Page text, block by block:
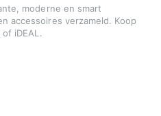
moderne en smart
accessoires verzameld. Koop
iDEAL.